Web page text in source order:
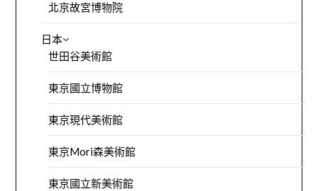
北京故宮博物院
日本
世田谷美術館
東京國立博物館
東京現代美術館
東京Mori森美術館
東京國立新美術館